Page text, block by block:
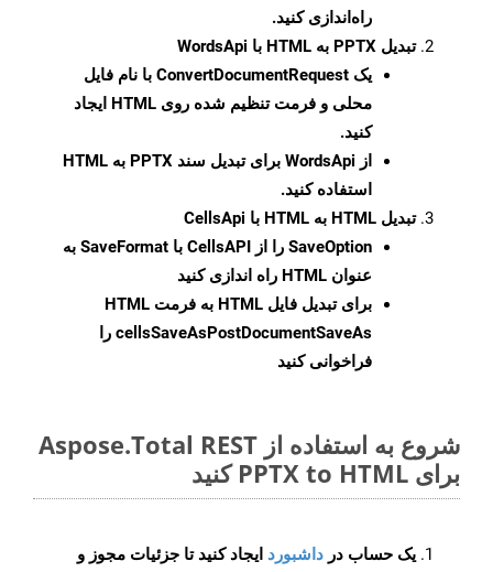
راه‌اندازی کنید.
تبدیل PPTX به HTML با WordsApi
یک ConvertDocumentRequest با نام فایل
محلی و فرمت تنظیم شده روی HTML ایجاد
کنید.
از WordsApi برای تبدیل سند PPTX به HTML
استفاده کنید.
تبدیل HTML به HTML با CellsApi
SaveOption
را از CellsAPI با SaveFormat به
عنوان HTML راه اندازی کنید
برای تبدیل فایل HTML به فرمت
HTML
cellsSaveAsPostDocumentSaveAs را
فراخوانی کنید
شروع به استفاده از Aspose.Total REST
برای PPTX to HTML کنید
یک حساب در داشبورد ایجاد کنید تا جزئیات مجوز و